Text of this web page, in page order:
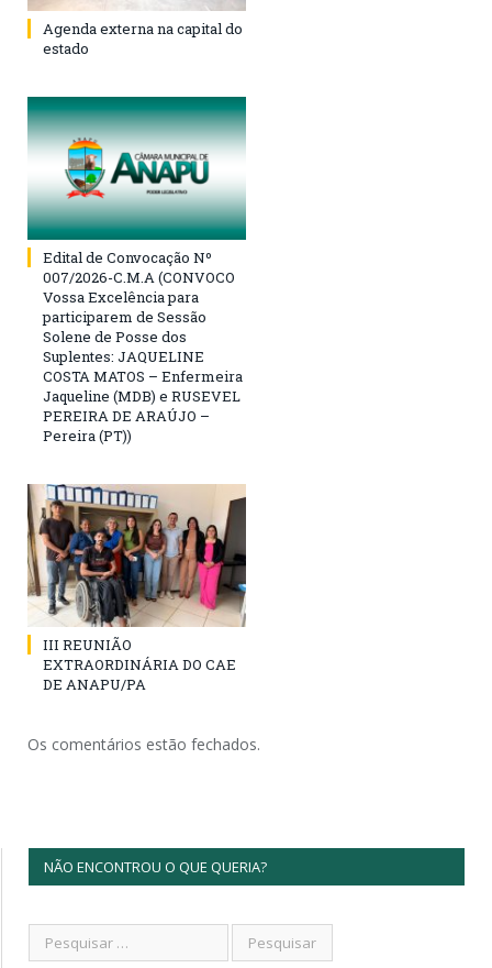
Agenda externa na capital do
estado
Edital de Convocação Nº
007/2026-C.M.A (CONVOCO
Vossa Excelência para
participarem de Sessão
Solene de Posse dos
Suplentes: JAQUELINE
COSTA MATOS – Enfermeira
Jaqueline (MDB) e RUSEVEL
PEREIRA DE ARAÚJO –
Pereira (PT))
III REUNIÃO
EXTRAORDINÁRIA DO CAE
DE ANAPU/PA
Os comentários estão fechados.
NÃO ENCONTROU O QUE QUERIA?